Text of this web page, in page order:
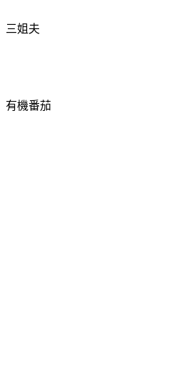
三姐夫
有機番茄